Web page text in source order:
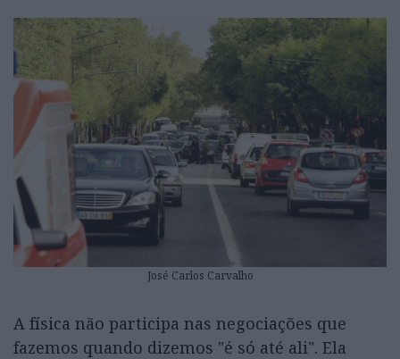
José Carlos Carvalho
A física não participa nas negociações que
fazemos quando dizemos "é só até ali". Ela